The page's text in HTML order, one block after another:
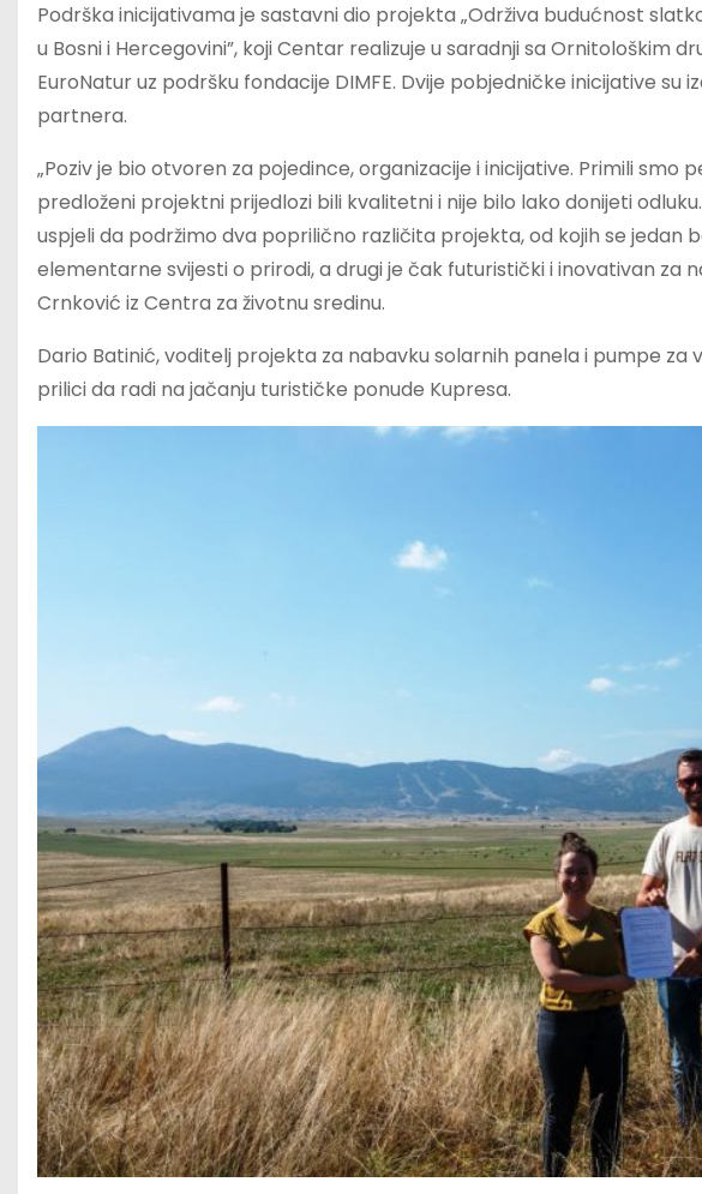
Podrška inicijativama je sastavni dio projekta „Održiva budućnost
u Bosni i Hercegovini”, koji Centar realizuje u saradnji sa Ornitološkim
EuroNatur uz podršku fondacije DIMFE. Dvije pobjedničke inicijative su
partnera.
„Poziv je bio otvoren za pojedince, organizacije i inicijative. Primili smo
predloženi projektni prijedlozi bili kvalitetni i nije bilo lako donijeti
uspjeli da podržimo dva poprilično različita projekta, od kojih se jedan
elementarne svijesti o prirodi, a drugi je čak futuristički i inovativan za
Crnković iz Centra za životnu sredinu.
Dario Batinić, voditelj projekta za nabavku solarnih panela i pumpe za
prilici da radi na jačanju turističke ponude Kupresa.